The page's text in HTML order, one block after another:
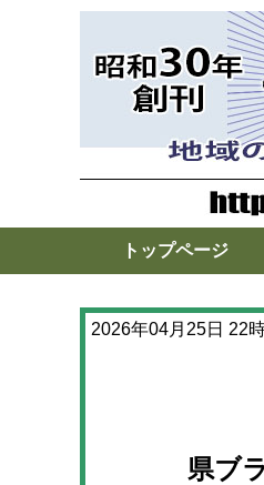
トップページ
2026年04月25日 22
県ブ